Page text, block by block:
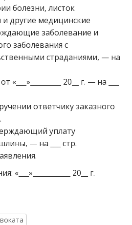
болезни, листок
и другие медицинские
заболевание и
заболевания с
страданиями, — на
20__ г. — на ___
ответчику заказного
уплату
— на ___ стр.
«___»___________ 20__ г.